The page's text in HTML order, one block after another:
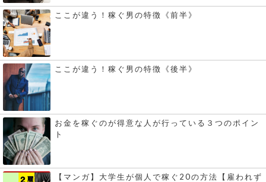
ここが違う！稼ぐ男の特徴《前半》
ここが違う！稼ぐ男の特徴《後半》
お金を稼ぐのが得意な人が行っている３つのポイン
ト
【マンガ】大学生が個人で稼ぐ20の方法【雇われず